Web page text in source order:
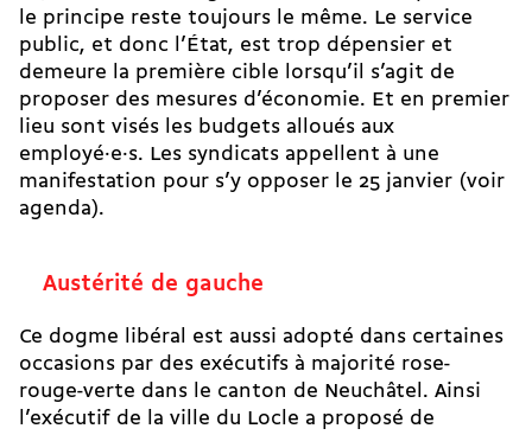
le principe reste toujours le même. Le service
public, et donc l’État, est trop dépensier et
demeure la première cible lorsqu’il s’agit de
proposer des mesures d’économie. Et en premier
lieu sont visés les budgets alloués aux
employé·e·s. Les syndicats appellent à une
manifestation pour s’y opposer le 25 janvier (voir
agenda).
Austérité de gauche
Ce dogme libéral est aussi adopté dans certaines
occasions par des exécutifs à majorité rose-
rouge-verte dans le canton de Neuchâtel. Ainsi
l’exécutif de la ville du Locle a proposé de